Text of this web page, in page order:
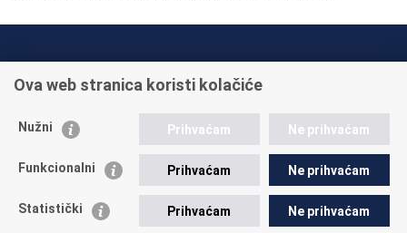
+385 1 45 95 011
Postavite pitanje
Ova web stranica koristi kolačiće
Nužni Prihvaćam Ne prihvaćam
Funkcionalni Prihvaćam Ne prihvaćam
Statistički Prihvaćam Ne prihvaćam